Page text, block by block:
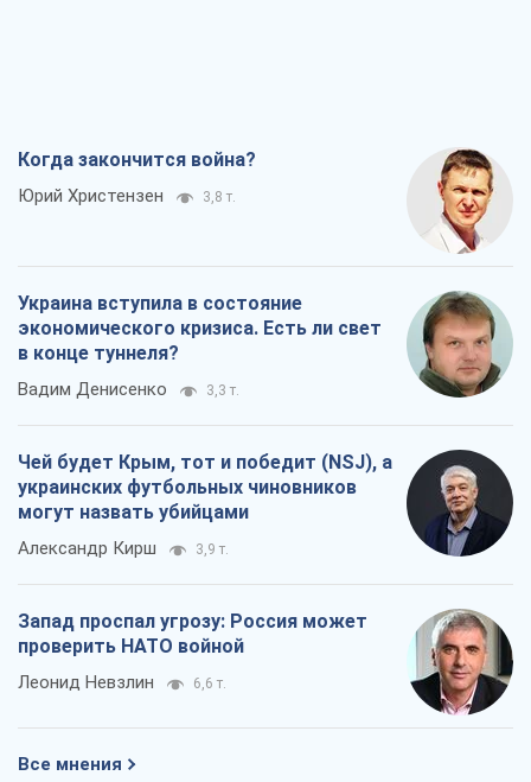
Когда закончится война?
Юрий Христензен 3,8 т.
Украина вступила в состояние
экономического кризиса. Есть ли свет
в конце туннеля?
Вадим Денисенко 3,3 т.
Чей будет Крым, тот и победит (NSJ), а
украинских футбольных чиновников
могут назвать убийцами
Александр Кирш 3,9 т.
Запад проспал угрозу: Россия может
проверить НАТО войной
Леонид Невзлин 6,6 т.
Все мнения